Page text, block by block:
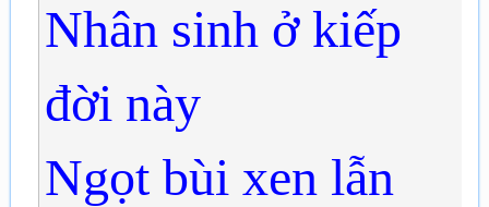
Nhân sinh ở kiếp
đời này
Ngọt bùi xen lẫn